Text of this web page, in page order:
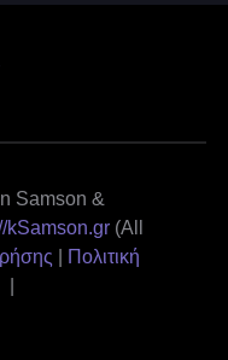
Samson &
kSamson.gr(All
Πολιτική